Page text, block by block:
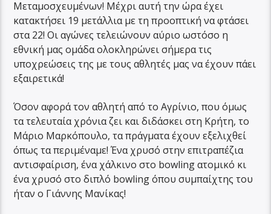
Μεταμοσχευμένων! Μέχρι αυτή την ώρα έχει
κατακτήσει 19 μετάλλια με τη προοπτική να φτάσει
στα 22! Οι αγώνες τελειώνουν αύριο ωστόσο η
εθνική μας ομάδα ολοκληρώνει σήμερα τις
υποχρεώσεις της με τους αθλητές μας να έχουν πάει
εξαιρετικά!
Όσον αφορά τον αθλητή από το Αγρίνιο, που όμως
τα τελευταία χρόνια ζει και διδάσκει στη Κρήτη, το
Μάριο Μαρκόπουλο, τα πράγματα έχουν εξελιχθεί
όπως τα περιμέναμε! Ένα χρυσό στην επιτραπέζια
αντισφαίριση, ένα χάλκινο στο bowling ατομικό κι
ένα χρυσό στο διπλό bowling όπου συμπαίχτης του
ήταν ο Γιάννης Μανίκας!